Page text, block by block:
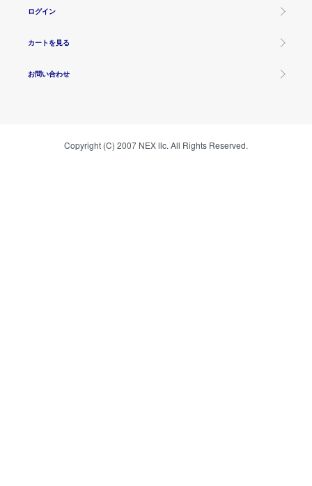
ログイン
カートを見る
お問い合わせ
Copyright (C) 2007 NEX llc. All Rights Reserved.